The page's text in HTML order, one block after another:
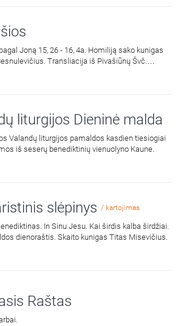
Joną 15, 26 - 16, 4a. Homiliją sako kunigas
Transliacija iš Pivašiūnų Švč.
Ėmimo į Dangų bažnyčios.
liturgijos Dieninė malda
Valandų liturgijos pamaldos kasdien tiesiogiai
iš seserų benediktinių vienuolyno Kaune.
slėpinys / kartojimas
In Sinu Jesu. Kai širdis kalba širdžiai.
Raštas